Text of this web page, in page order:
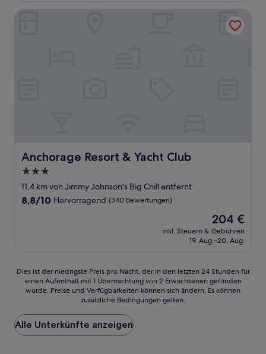
Anchorage Resort & Yacht Club
Anchorage Resort & Yacht Club
3.0-
Sterne-
Unterkunft
11,4 km von Jimmy Johnson's Big Chill entfernt
8.8
8,8/10 Hervorragend (340 Bewertungen)
Der
Preis
beträgt
204 €
inkl. Steuern & Gebühren
19. Aug.–20. Aug.
Dies
der
Preis
pro
Nacht,
Dies ist der niedrigste Preis pro Nacht, der in den letzten 24 Stunden für
einen Aufenthalt mit 1 Übernachtung von 2 Erwachsenen gefunden
wurde. Preise und Verfügbarkeiten können sich ändern. Es können
zusätzliche Bedingungen gelten.
Alle Unterkünfte anzeigen